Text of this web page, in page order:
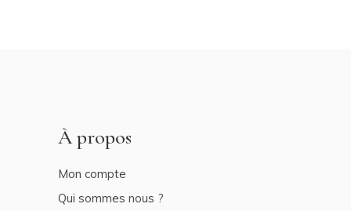
À propos
Mon compte
Qui sommes nous ?